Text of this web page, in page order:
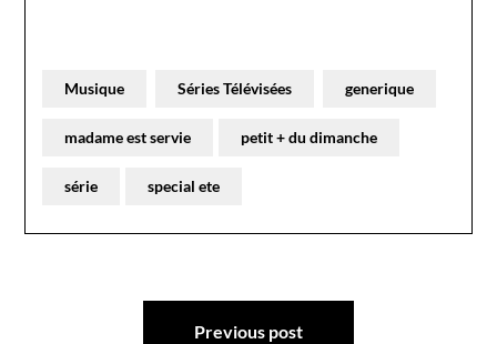
Musique Séries Télévisées generique
madame est servie petit + du dimanche
série special ete
Navigation
Previous post